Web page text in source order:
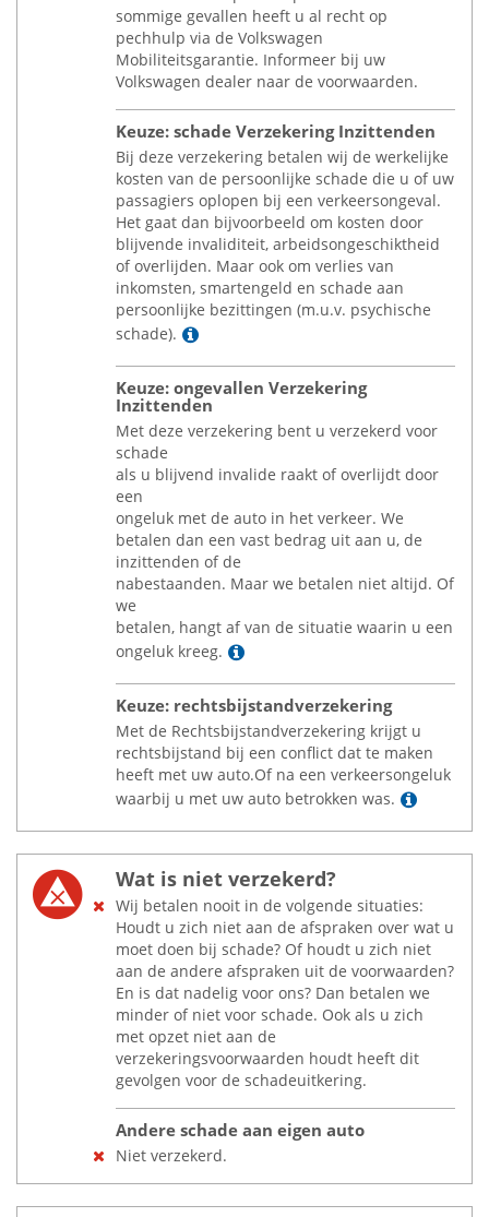
sommige gevallen heeft u al recht op
pechhulp via de Volkswagen
Mobiliteitsgarantie. Informeer bij uw
Volkswagen dealer naar de voorwaarden.
Keuze: schade Verzekering Inzittenden
Bij deze verzekering betalen wij de werkelijke
kosten van de persoonlijke schade die u of uw
passagiers oplopen bij een verkeersongeval.
Het gaat dan bijvoorbeeld om kosten door
blijvende invaliditeit, arbeidsongeschiktheid
of overlijden. Maar ook om verlies van
inkomsten, smartengeld en schade aan
persoonlijke bezittingen (m.u.v. psychische
schade).
Lees meer
Keuze: ongevallen Verzekering
Inzittenden
Met deze verzekering bent u verzekerd voor
schade
als u blijvend invalide raakt of overlijdt door
een
ongeluk met de auto in het verkeer. We
betalen dan een vast bedrag uit aan u, de
inzittenden of de
nabestaanden. Maar we betalen niet altijd. Of
we
betalen, hangt af van de situatie waarin u een
ongeluk kreeg.
Lees meer
Keuze: rechtsbijstandverzekering
Met de Rechtsbijstandverzekering krijgt u
rechtsbijstand bij een conflict dat te maken
heeft met uw auto.Of na een verkeersongeluk
waarbij u met uw auto betrokken was.
Lees
Wat is niet verzekerd?
Wij betalen nooit in de volgende situaties:
Houdt u zich niet aan de afspraken over wat u
moet doen bij schade? Of houdt u zich niet
aan de andere afspraken uit de voorwaarden?
En is dat nadelig voor ons? Dan betalen we
minder of niet voor schade. Ook als u zich
met opzet niet aan de
verzekeringsvoorwaarden houdt heeft dit
gevolgen voor de schadeuitkering.
Andere schade aan eigen auto
Niet verzekerd.